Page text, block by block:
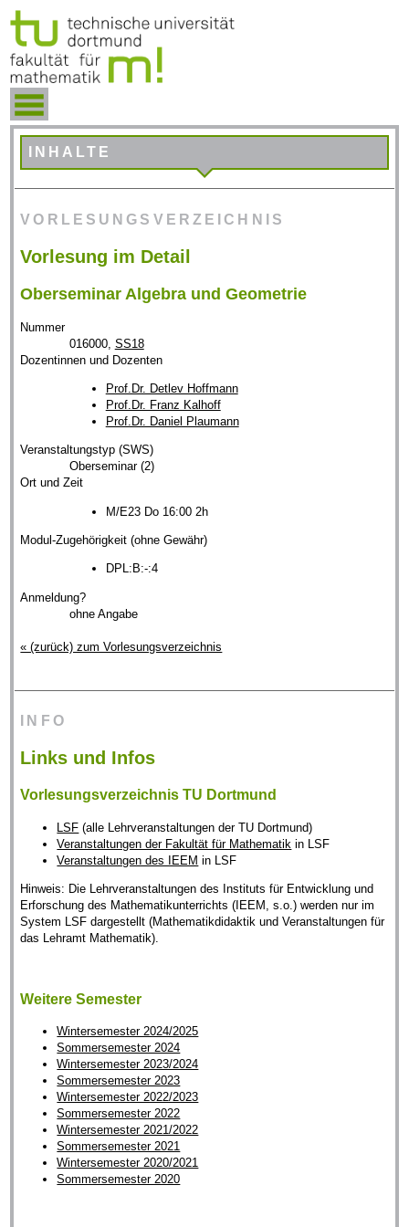
INHALTE
VORLESUNGSVERZEICHNIS
Vorlesung im Detail
Oberseminar Algebra und Geometrie
Nummer
016000, SS18
Dozentinnen und Dozenten
Prof.Dr. Detlev Hoffmann
Prof.Dr. Franz Kalhoff
Prof.Dr. Daniel Plaumann
Veranstaltungstyp (SWS)
Oberseminar (2)
Ort und Zeit
M/E23 Do 16:00 2h
Modul-Zugehörigkeit (ohne Gewähr)
DPL:B:-:4
Anmeldung?
ohne Angabe
« (zurück) zum Vorlesungsverzeichnis
INFO
Links und Infos
Vorlesungsverzeichnis TU Dortmund
LSF (alle Lehrveranstaltungen der TU Dortmund)
Veranstaltungen der Fakultät für Mathematik in LSF
Veranstaltungen des IEEM in LSF
Hinweis: Die Lehrveranstaltungen des Instituts für Entwicklung und
Erforschung des Mathematikunterrichts (IEEM, s.o.) werden nur im
System LSF dargestellt (Mathematikdidaktik und Veranstaltungen für
das Lehramt Mathematik).
Weitere Semester
Wintersemester 2024/2025
Sommersemester 2024
Wintersemester 2023/2024
Sommersemester 2023
Wintersemester 2022/2023
Sommersemester 2022
Wintersemester 2021/2022
Sommersemester 2021
Wintersemester 2020/2021
Sommersemester 2020